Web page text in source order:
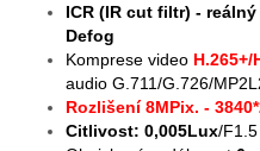
ICR (IR cut filtr) - reálný
Defog
Komprese video H.265+/
audio G.711/G.726/
Rozlišení 8MPix. -
Citlivost: 0,005Lux/